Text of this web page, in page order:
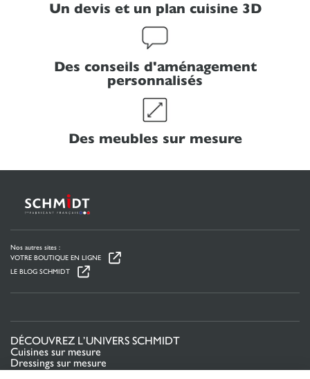
Un devis et un plan cuisine 3D
Des conseils d'aménagement
personnalisés
Des meubles sur mesure
Nos autres sites :
VOTRE BOUTIQUE EN LIGNE
LE BLOG SCHMIDT
DÉCOUVREZ L’UNIVERS SCHMIDT
Cuisines sur mesure
Dressings sur mesure
Meubles et rangements sur mesure